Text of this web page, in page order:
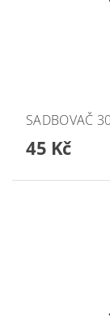
SADBOVAČ
45 Kč